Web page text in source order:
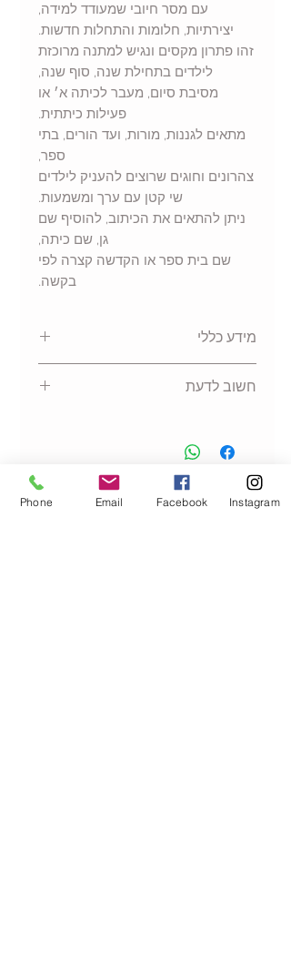
עם מסר חיובי שמעודד למידה,
יצירתיות, חלומות והתחלות חדשות.
זהו פתרון מקסים ונגיש למתנה מרוכזת
לילדים בתחילת שנה, סוף שנה,
מסיבת סיום, מעבר לכיתה א׳ או
פעילות כיתתית.
מתאים לגננות, מורות, ועד הורים, בתי
ספר,
צהרונים וחוגים שרוצים להעניק לילדים
שי קטן עם ערך ומשמעות.
ניתן להתאים את הכיתוב, להוסיף שם
גן, שם כיתה,
שם בית ספר או הקדשה קצרה לפי
בקשה.
מידע כללי
כוללזוג עפרונות
ספר, כיתות וצהרונים
אפשרות להוספת שם גן / כיתה /
בית ספר / הקדשה
חשוב לדעת
הנמכרים ביותר Phone Email Facebook Instagram